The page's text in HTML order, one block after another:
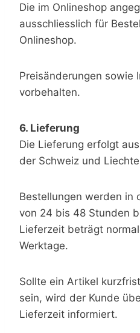
Die im Onlineshop
ausschliesslich für
Onlineshop.
Preisänderungen sowie
vorbehalten.
6. Lieferung
Die Lieferung erfolgt
der Schweiz und
Bestellungen werden in
von 24 bis 48 Stunden
Lieferzeit beträgt
Werktage.
Sollte ein Artikel
sein, wird der Kunde
Lieferzeit informiert.